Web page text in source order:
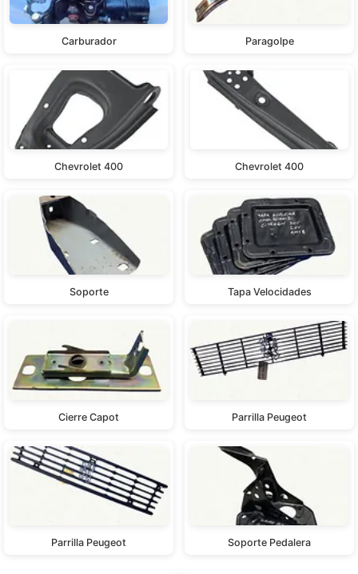
Carburador Paragolpe
Chevrolet 400 Chevrolet 400
Soporte Tapa Velocidades
Cierre Capot Parrilla Peugeot
Parrilla Peugeot Soporte Pedalera